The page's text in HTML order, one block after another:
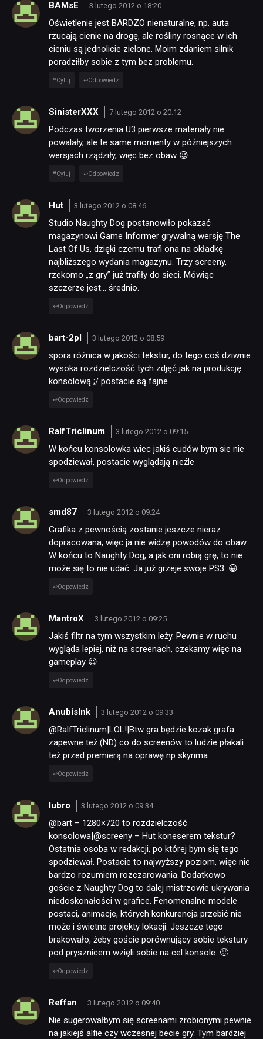
BAMsE 3 lutego 2012 o 18:20
Oświetlenie jest BARDZO nienaturalne, np. auta
rzucają cienie na drogę, ale rośliny rosnące w ich
cieniu są jednolicie zielone. Moim zdaniem silnik
poradziłby sobie z tym bez problemu.
Cytuj Odpowiedz
SinisterXXX 7 lutego 2012 o 20:12
Podczas tworzenia U3 pierwsze materiały nie
powalały, ale te same momenty w późniejszych
wersjach rządziły, więc bez obaw 😉
Cytuj Odpowiedz
Hut 3 lutego 2012 o 08:46
Studio Naughty Dog postanowiło pokazać
magazynowi Game Informer grywalną wersję The
Last Of Us, dzięki czemu trafi ona na okładkę
najbliższego wydania magazynu. Trzy screeny,
rzekomo „z gry” już trafiły do sieci. Mówiąc
szczerze jest… średnio.
Odpowiedz
bart-2pl 3 lutego 2012 o 08:59
spora różnica w jakości tekstur, do tego coś dziwnie
wysoka rozdzielczość tych zdjęć jak na produkcję
konsolową ;/ postacie są fajne
Odpowiedz
RalfTriclinum 3 lutego 2012 o 09:15
W końcu konsolowka wiec jakiś cudów bym sie nie
spodziewał, postacie wyglądają nieźle
Odpowiedz
smd87 3 lutego 2012 o 09:24
Grafika z pewnością zostanie jeszcze nieraz
dopracowana, więc ja nie widzę powodów do obaw.
W końcu to Naughty Dog, a jak oni robią grę, to nie
może się to nie udać. Ja już grzeje swoje PS3. 😀
Odpowiedz
MantroX 3 lutego 2012 o 09:25
Jakiś filtr na tym wszystkim leży. Pewnie w ruchu
wygląda lepiej, niż na screenach, czekamy więc na
gameplay 😉
Odpowiedz
AnubisInk 3 lutego 2012 o 09:33
@RalfTriclinum|LOL!|Btw gra będzie kozak grafa
zapewne też (ND) co do screenów to ludzie płakali
też przed premierą na oprawę np skyrima.
Odpowiedz
lubro 3 lutego 2012 o 09:34
@bart – 1280×720 to rozdzielczość
konsolowa|@screeny – Hut koneserem tekstur?
Ostatnia osoba w redakcji, po której bym się tego
spodziewał. Postacie to najwyższy poziom, więc nie
bardzo rozumiem rozczarowania. Dodatkowo
goście z Naughty Dog to dalej mistrzowie ukrywania
niedoskonałości w grafice. Fenomenalne modele
postaci, animacje, których konkurencja przebić nie
może i świetne projekty lokacji. Jeszcze tego
brakowało, żeby goście porównujący sobie tekstury
pod prysznicem wzięli sobie na cel konsole. 🙂
Odpowiedz
Reffan 3 lutego 2012 o 09:40
Nie sugerowałbym się screenami zrobionymi pewnie
na jakiejś alfie czy wczesnej becie gry. Tym bardziej